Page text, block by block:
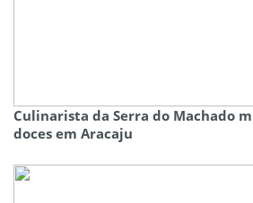
Culinarista da Serra do Machado
doces em Aracaju